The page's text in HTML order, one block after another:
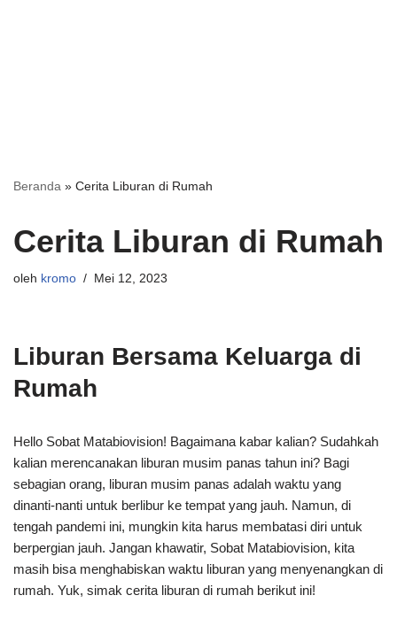
Beranda » Cerita Liburan di Rumah
Cerita Liburan di Rumah
oleh kromo Mei 12, 2023
Liburan Bersama Keluarga di
Rumah
Hello Sobat Matabiovision! Bagaimana kabar kalian? Sudahkah
kalian merencanakan liburan musim panas tahun ini? Bagi
sebagian orang, liburan musim panas adalah waktu yang
dinanti-nanti untuk berlibur ke tempat yang jauh. Namun, di
tengah pandemi ini, mungkin kita harus membatasi diri untuk
berpergian jauh. Jangan khawatir, Sobat Matabiovision, kita
masih bisa menghabiskan waktu liburan yang menyenangkan di
rumah. Yuk, simak cerita liburan di rumah berikut ini!